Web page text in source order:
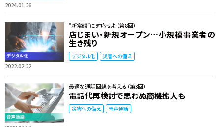
2024.01.26
2022.02.22
“新常態”に対応せよ（第8回）
店じまい・新規オープン…小規模事業者の
生き残り
デジタル化 災害への備え
最適な通話回線を考える（第3回）
電話代再検討で思わぬ商機拡大も
災害への備え 音声通話